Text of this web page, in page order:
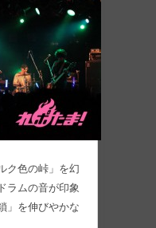
ク色の峠」を幻
ラムの音が印象
」を伸びやかな